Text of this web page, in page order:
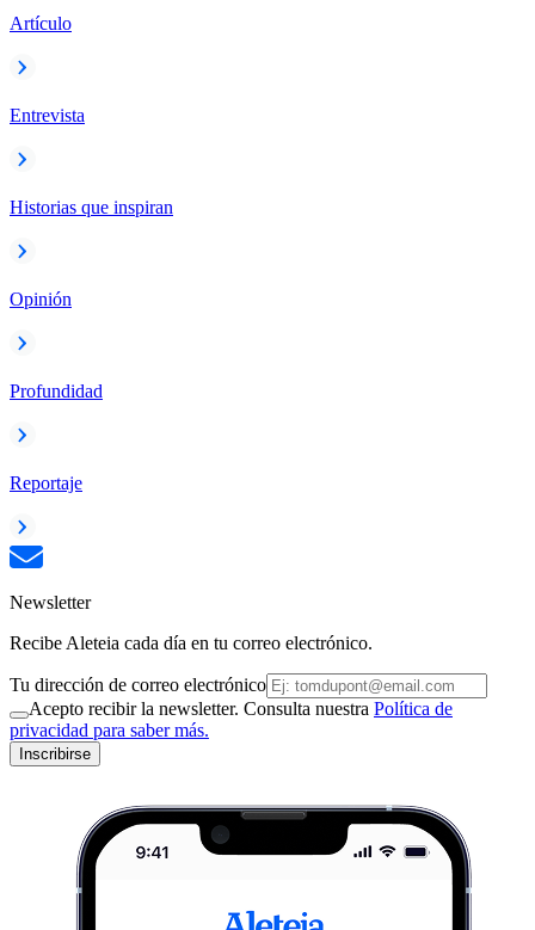
Artículo
Entrevista
Historias que inspiran
Opinión
Profundidad
Reportaje
Newsletter
Recibe Aleteia cada día en tu correo electrónico.
Tu dirección de correo electrónico
Acepto recibir la newsletter. Consulta nuestra Política de
privacidad para saber más.
Inscribirse